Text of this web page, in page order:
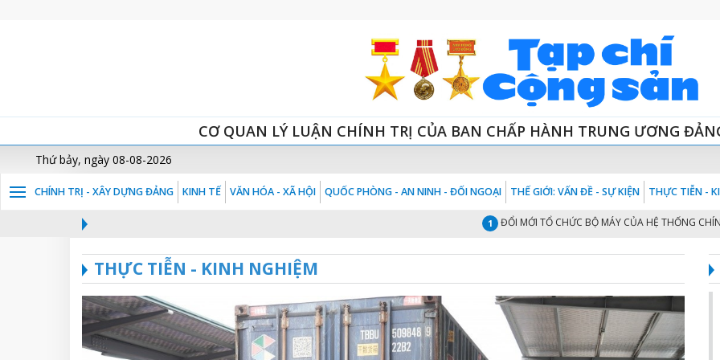
CƠ QUAN LÝ LUẬN CHÍNH TRỊ CỦA BAN CHẤP HÀNH TRUNG ƯƠNG
Thứ bảy, ngày 08-08-2026
CHÍNH TRỊ - XÂY DỰNG ĐẢNG KINH TẾ VĂN HÓA - XÃ HỘI QUỐC PHÒNG - AN NINH - ĐỐI NGOẠI THẾ GIỚI: VẤN ĐỀ - SỰ KIỆN THỰC TIỄN -
ĐỔI MỚI TỔ CHỨC BỘ MÁY CỦA HỆ THỐNG CHÍNH
THỰC TIỄN - KINH NGHIỆM